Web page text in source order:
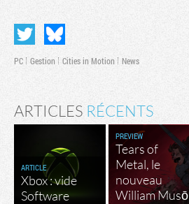
PC Gestion Cities in Motion News
ARTICLES RÉCENTS
ARTICLE
Xbox : vide
Software
PREVIEW
Tears of
Metal, le
nouveau
William Musō